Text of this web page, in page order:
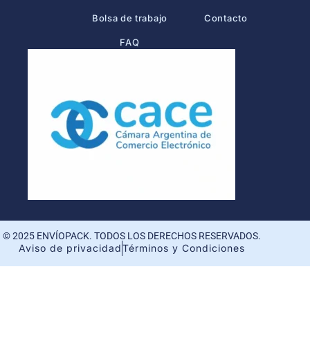
Bolsa de trabajo Contacto
FAQ
© 2025 ENVÍOPACK. TODOS LOS DERECHOS RESERVADOS.
Aviso de privacidadTérminos y Condiciones